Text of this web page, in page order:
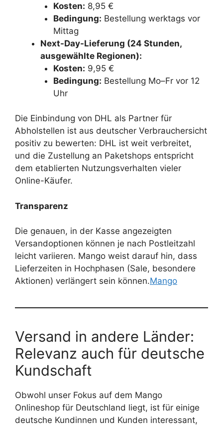
Kosten: 8,95 €
Bedingung: Bestellung werktags vor
Mittag
Next-Day-Lieferung (24 Stunden,
ausgewählte Regionen):
Kosten: 9,95 €
Bedingung: Bestellung Mo–Fr vor 12
Uhr
Die Einbindung von DHL als Partner für
Abholstellen ist aus deutscher Verbrauchersicht
positiv zu bewerten: DHL ist weit verbreitet,
und die Zustellung an Paketshops entspricht
dem etablierten Nutzungsverhalten vieler
Online-Käufer.
Transparenz
Die genauen, in der Kasse angezeigten
Versandoptionen können je nach Postleitzahl
leicht variieren. Mango weist darauf hin, dass
Lieferzeiten in Hochphasen (Sale, besondere
Aktionen) verlängert sein können.Mango
Versand in andere Länder:
Relevanz auch für deutsche
Kundschaft
Obwohl unser Fokus auf dem Mango
Onlineshop für Deutschland liegt, ist für einige
deutsche Kundinnen und Kunden interessant,